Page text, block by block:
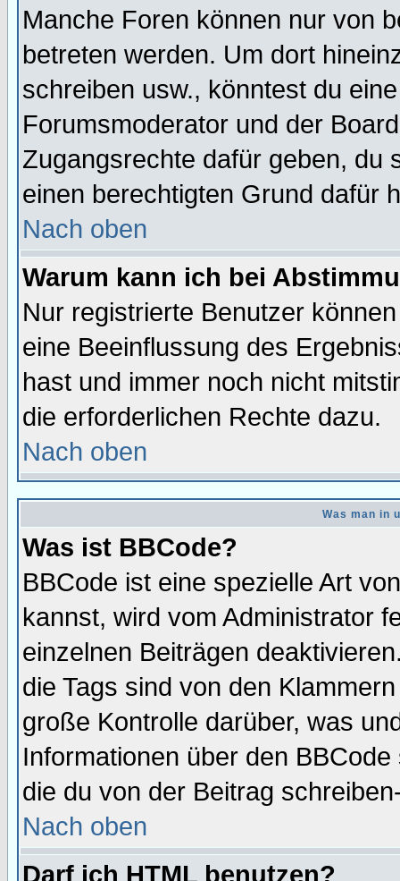
Manche Foren können nur von
betreten werden. Um dort
schreiben usw., könntest du
Forumsmoderator und der
Zugangsrechte dafür geben, du
einen berechtigten Grund dafür
Nach oben
Warum kann ich bei
Nur registrierte Benutzer
eine Beeinflussung des
hast und immer noch nicht
die erforderlichen Rechte dazu.
Nach oben
Was man in
Was ist BBCode?
BBCode ist eine spezielle Art
kannst, wird vom Administrator
einzelnen Beiträgen
die Tags sind von den
große Kontrolle darüber, was
Informationen über den
die du von der Beitrag
Nach oben
Darf ich HTML benutzen?